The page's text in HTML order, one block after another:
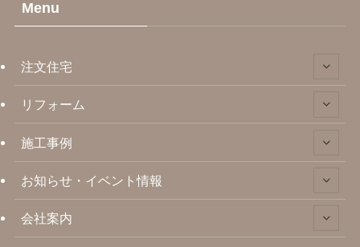
Menu
注文住宅
リフォーム
施工事例
お知らせ・イベント情報
会社案内